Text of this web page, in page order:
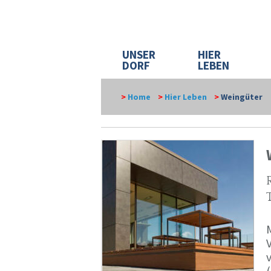
UNSER
DORF
HIER
LEBEN
> Home > Hier Leben >Weingüter